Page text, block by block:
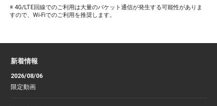
※ 4G/LTE回線でのご利用は大量のパケット通信が発生する可能性がありま
すので、Wi-Fiでのご利用を推奨します。
新着情報
2026/08/06
限定動画